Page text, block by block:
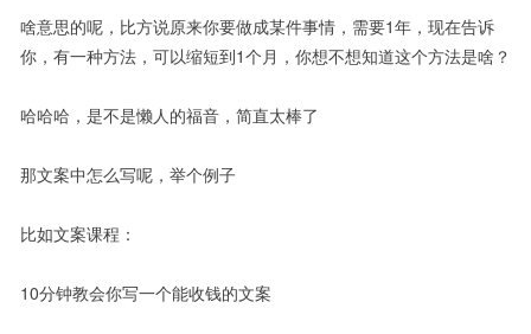
啥意思的呢，比方说原来你要做成某件事情，需要1年，现在告诉
你，有一种方法，可以缩短到1个月，你想不想知道这个方法是啥？
哈哈哈，是不是懒人的福音，简直太棒了
那文案中怎么写呢，举个例子
比如文案课程：
10分钟教会你写一个能收钱的文案